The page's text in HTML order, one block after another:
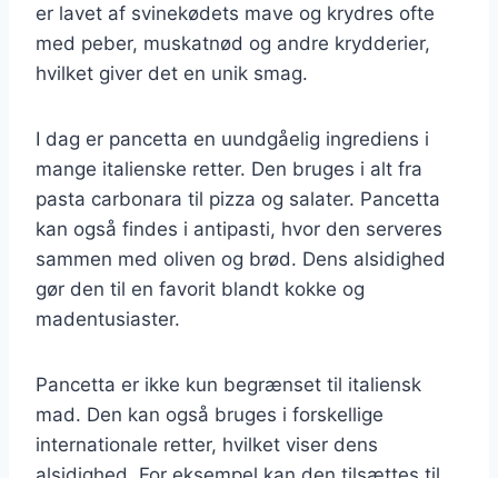
er lavet af svinekødets mave og krydres ofte
med peber, muskatnød og andre krydderier,
hvilket giver det en unik smag.
I dag er pancetta en uundgåelig ingrediens i
mange italienske retter. Den bruges i alt fra
pasta carbonara til pizza og salater. Pancetta
kan også findes i antipasti, hvor den serveres
sammen med oliven og brød. Dens alsidighed
gør den til en favorit blandt kokke og
madentusiaster.
Pancetta er ikke kun begrænset til italiensk
mad. Den kan også bruges i forskellige
internationale retter, hvilket viser dens